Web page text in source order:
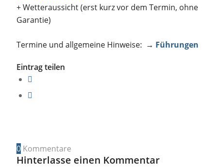
+ Wetteraussicht (erst kurz vor dem Termin, ohne
Garantie)
Termine und allgemeine Hinweise: → Führungen
Eintrag teilen
0 Kommentare
Hinterlasse einen Kommentar